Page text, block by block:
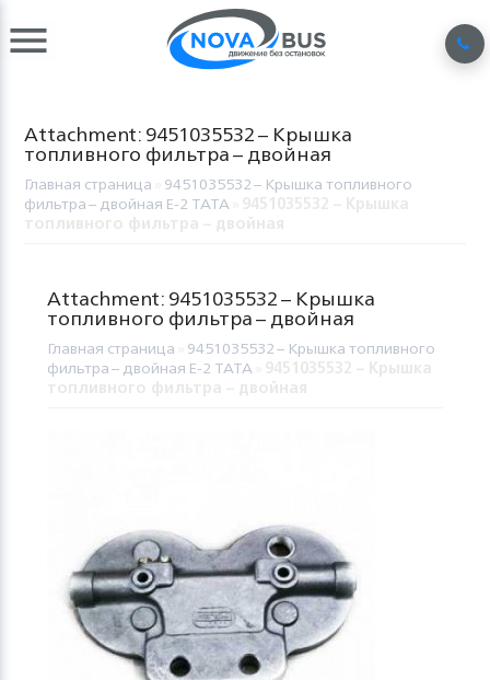
Attachment: 9451035532 – Крышка
топливного фильтра – двойная
Главная страница 9451035532 – Крышка топливного
фильтра – двойная Е-2 TATA
Attachment: 9451035532 – Крышка
топливного фильтра – двойная
Главная страница 9451035532 – Крышка топливного
фильтра – двойная Е-2 TATA»